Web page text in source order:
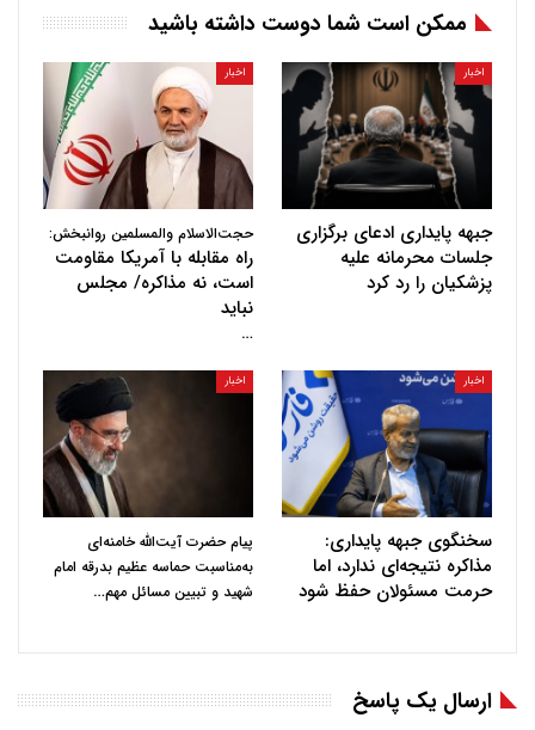
ممکن است شما دوست داشته باشید
اخبار
جبهه پایداری ادعای برگزاری
جلسات محرمانه علیه
پزشکیان را رد کرد
اخبار
حجت‌الاسلام والمسلمین روانبخش:
راه مقابله با آمریکا مقاومت
است، نه مذاکره/ مجلس
نباید
…
اخبار
سخنگوی جبهه پایداری:
مذاکره نتیجه‌ای ندارد، اما
حرمت مسئولان حفظ شود
اخبار
پیام حضرت آیت‌الله خامنه‌ای
به‌مناسبت حماسه عظیم بدرقه امام
شهید و تبیین مسائل مهم…
ارسال یک پاسخ